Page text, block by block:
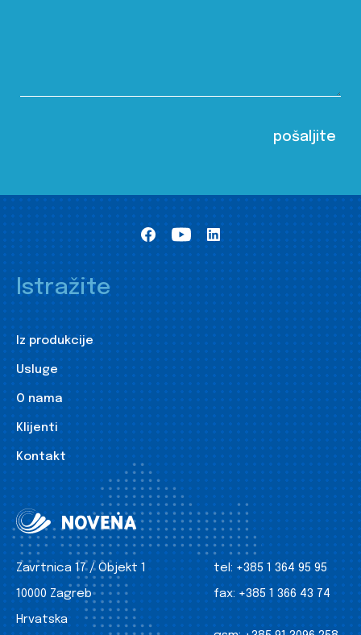
Istražite
Iz produkcije
Usluge
O nama
Klijenti
Kontakt
Zavrtnica 17 / Objekt 1
10000 Zagreb
Hrvatska
tel: +385 1 364 95 95
fax: +385 1 366 43 74